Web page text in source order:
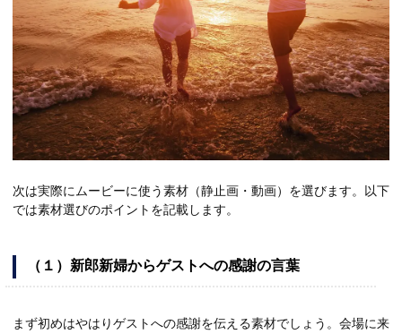
次は実際にムービーに使う素材（静止画・動画）を選びます。以下
では素材選びのポイントを記載します。
（１）新郎新婦からゲストへの感謝の言葉
まず初めはやはりゲストへの感謝を伝える素材でしょう。会場に来